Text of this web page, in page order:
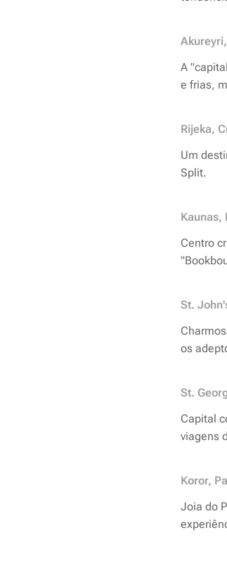
A
e frias,
Rijeka,
Um
Split.
Kaunas,
Centro
St.
os
St.
Capital
viagens
Koror,
Joia do